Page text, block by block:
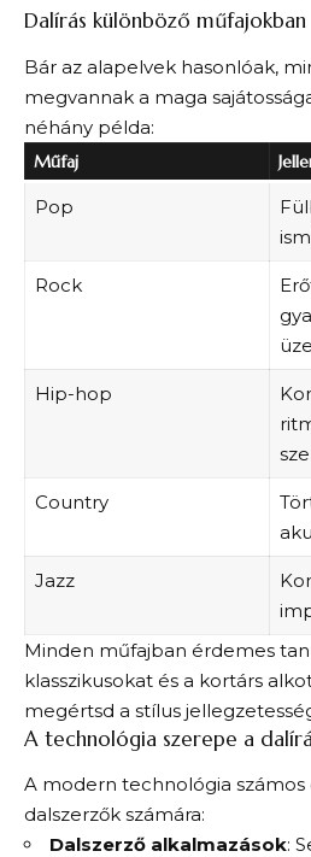
Dalírás különböző műfajokban
Bár az alapelvek hasonlóak,
megvannak a maga
néhány példa:
Műfaj
Pop
Rock
Hip-hop
Country
Jazz
Minden műfajban érdemes
klasszikusokat és a kortárs
megértsd a stílus
A technológia szerepe a
A modern technológia számos
dalszerzők számára:
Dalszerző alkalmazások: